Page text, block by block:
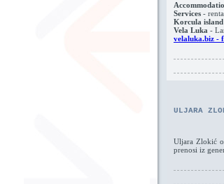
Services -
Korcula island
Vela Luka -
velaluka.biz -
ULJARA
Uljara Zlokić
prenosi iz